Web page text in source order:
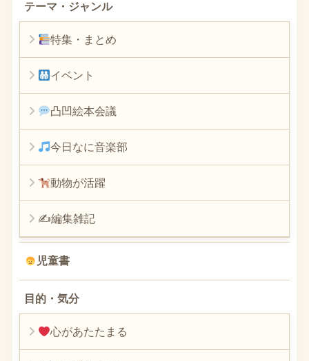
テーマ・ジャンル
特集・まとめ
イベント
凸凹絵本会議
今日なに音楽部
動物が活躍
✍編集雑記
児童書
目的・気分
心があたたまる